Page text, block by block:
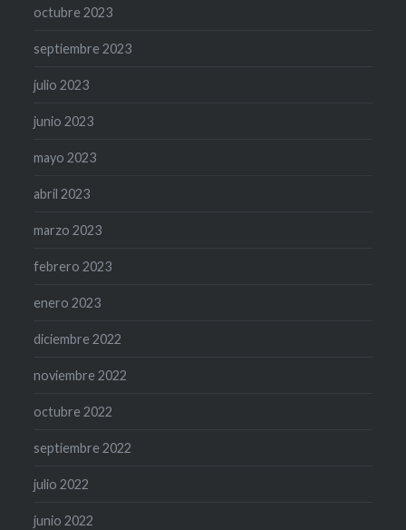
octubre 2023
septiembre 2023
julio 2023
junio 2023
mayo 2023
abril 2023
marzo 2023
febrero 2023
enero 2023
diciembre 2022
noviembre 2022
octubre 2022
septiembre 2022
julio 2022
junio 2022